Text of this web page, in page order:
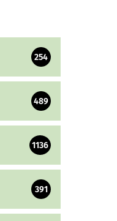
254
489
1136
391